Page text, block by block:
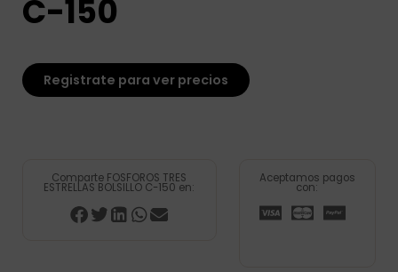
C-150
Registrate para ver precios
Comparte FOSFOROS TRES
ESTRELLAS BOLSILLO C-150 en:
Aceptamos pagos
con: